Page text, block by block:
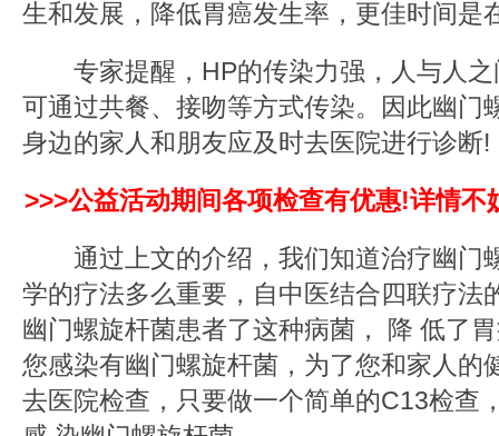
生和发展，降低胃癌发生率，更佳时间是
专家提醒，HP的传染力强，人与人之
可通过共餐、接吻等方式传染。因此幽门
身边的家人和朋友应及时去医院进行诊断!
>>>公益活动期间各项检查有优惠!详情不
通过上文的介绍，我们知道治疗幽门
学的疗法多么重要，自中医结合四联疗法
幽门螺旋杆菌患者了这种病菌， 降 低了
您感染有幽门螺旋杆菌，为了您和家人的
去医院检查，只要做一个简单的C13检查